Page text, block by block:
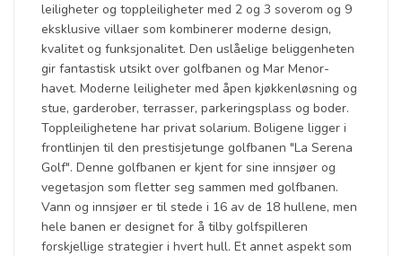
leiligheter og toppleiligheter med 2 og 3 soverom og 9
eksklusive villaer som kombinerer moderne design,
kvalitet og funksjonalitet. Den uslåelige beliggenheten
gir fantastisk utsikt over golfbanen og Mar Menor-
havet. Moderne leiligheter med åpen kjøkkenløsning og
stue, garderober, terrasser, parkeringsplass og boder.
Toppleilighetene har privat solarium. Boligene ligger i
frontlinjen til den prestisjetunge golfbanen "La Serena
Golf". Denne golfbanen er kjent for sine innsjøer og
vegetasjon som fletter seg sammen med golfbanen.
Vann og innsjøer er til stede i 16 av de 18 hullene, men
hele banen er designet for å tilby golfspilleren
forskjellige strategier i hvert hull. Et annet aspekt som